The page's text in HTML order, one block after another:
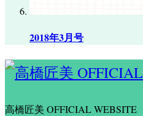
2018年3月号
高橋匠美 OFFICIAL WEBSITE